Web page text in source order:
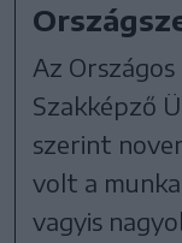
Az
Szakképző
szerint
volt a
vagyis